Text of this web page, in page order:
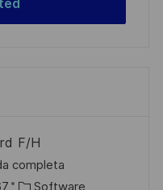
F/H
completa
C Software